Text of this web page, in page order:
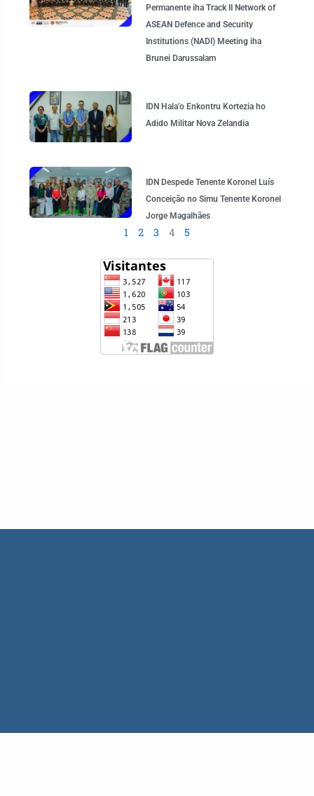
Permanente iha Track II Network of
ASEAN Defence and Security
Institutions (NADI) Meeting iha
Brunei Darussalam
IDN Hala’o Enkontru Kortezia ho
Adido Militar Nova Zelandia
IDN Despede Tenente Koronel Luís
Conceição no Simu Tenente Koronel
Jorge Magalhães
1 2 3 4 5